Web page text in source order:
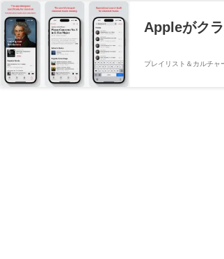
Appleがク
プレイリスト＆カルチ